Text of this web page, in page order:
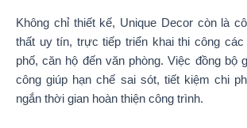
Không chỉ thiết kế, Unique Decor còn là
thất uy tín, trực tiếp triển khai thi công
phố, căn hộ đến văn phòng. Việc đồng bộ
công giúp hạn chế sai sót, tiết kiệm chi
ngắn thời gian hoàn thiện công trình.